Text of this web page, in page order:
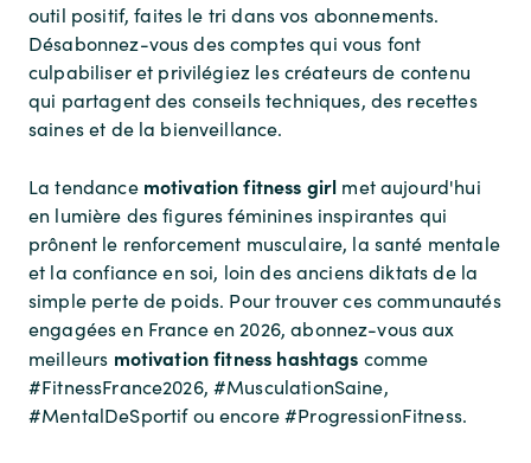
outil positif, faites le tri dans vos abonnements.
Désabonnez-vous des comptes qui vous font
culpabiliser et privilégiez les créateurs de contenu
qui partagent des conseils techniques, des recettes
saines et de la bienveillance.
La tendance motivation fitness girl met aujourd'hui
en lumière des figures féminines inspirantes qui
prônent le renforcement musculaire, la santé mentale
et la confiance en soi, loin des anciens diktats de la
simple perte de poids. Pour trouver ces communautés
engagées en France en 2026, abonnez-vous aux
meilleurs motivation fitness hashtags comme
#FitnessFrance2026, #MusculationSaine,
#MentalDeSportif ou encore #ProgressionFitness.